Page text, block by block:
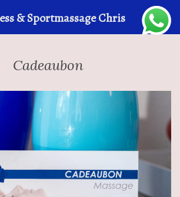
Cadeaubon
& Sportmassage Chris